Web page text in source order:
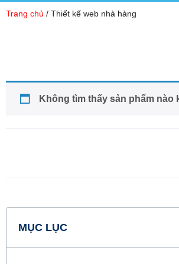
Trang chủ / Thiết kế web nhà hàng
Không tìm thấy sản phẩm
MỤC LỤC